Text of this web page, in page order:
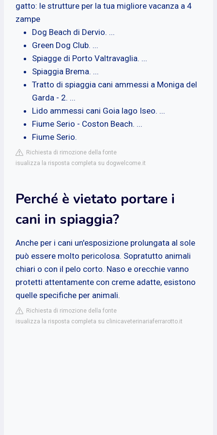
gatto: le strutture per la tua migliore vacanza a 4
zampe
Dog Beach di Dervio. ...
Green Dog Club. ...
Spiagge di Porto Valtravaglia. ...
Spiaggia Brema. ...
Tratto di spiaggia cani ammessi a Moniga del
Garda - 2. ...
Lido ammessi cani Goia lago Iseo. ...
Fiume Serio - Coston Beach. ...
Fiume Serio.
Richiesta di rimozione della fonte
isualizza la risposta completa su dogwelcome.it
Perché è vietato portare i
cani in spiaggia?
Anche per i cani un'esposizione prolungata al sole
può essere molto pericolosa. Sopratutto animali
chiari o con il pelo corto. Naso e orecchie vanno
protetti attentamente con creme adatte, esistono
quelle specifiche per animali.
Richiesta di rimozione della fonte
isualizza la risposta completa su clinicaveterinariaferrarotto.it